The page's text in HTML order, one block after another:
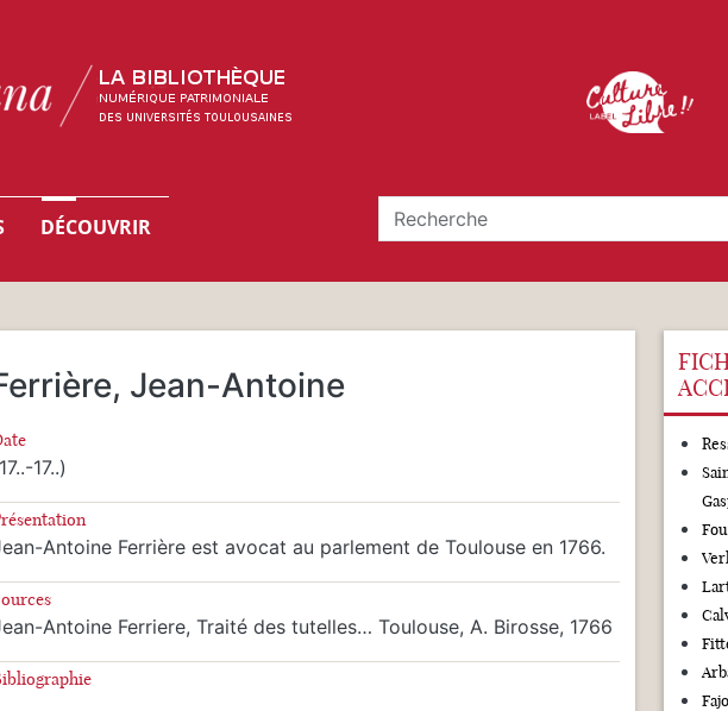
DÉCOUVRIR
Jean-Antoine
17..)
Antoine Ferrière est avocat au parlement de Toulouse en 1766.
Antoine Ferriere, Traité des tutelles… Toulouse, A. Birosse, 1766